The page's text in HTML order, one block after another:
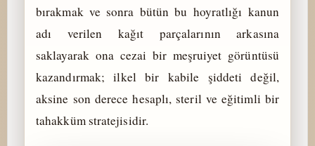
bırakmak ve sonra bütün bu hoyratlığı kanun
adı verilen kağıt parçalarının arkasına
saklayarak ona cezai bir meşruiyet görüntüsü
kazandırmak; ilkel bir kabile şiddeti değil,
aksine son derece hesaplı, steril ve eğitimli bir
tahakküm stratejisidir.